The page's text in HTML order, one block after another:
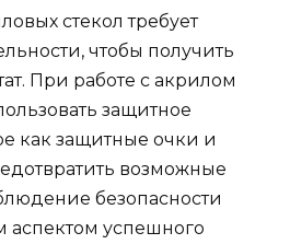
стекол требует
чтобы получить
При работе с акрилом
защитное
как защитные очки и
возможные
безопасности
аспектом успешного